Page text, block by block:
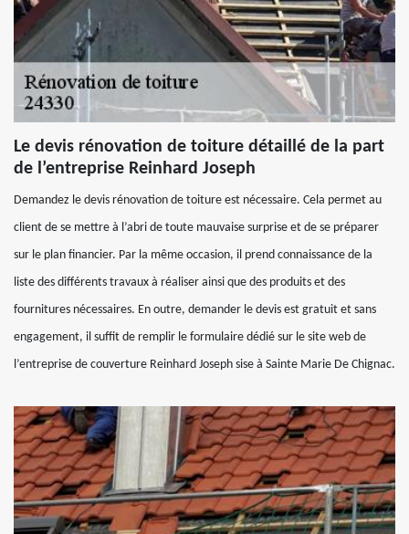
Le devis rénovation de toiture détaillé de la part
de l’entreprise Reinhard Joseph
Demandez le devis rénovation de toiture est nécessaire. Cela permet au
client de se mettre à l’abri de toute mauvaise surprise et de se préparer
sur le plan financier. Par la même occasion, il prend connaissance de la
liste des différents travaux à réaliser ainsi que des produits et des
fournitures nécessaires. En outre, demander le devis est gratuit et sans
engagement, il suffit de remplir le formulaire dédié sur le site web de
l’entreprise de couverture Reinhard Joseph sise à Sainte Marie De Chignac.